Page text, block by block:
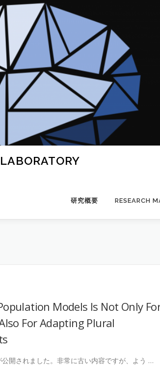
研究概要 RESEARCH
Models Is Not Only
For Adapting Plural
開されました。非常に古い内容ですが、よう …